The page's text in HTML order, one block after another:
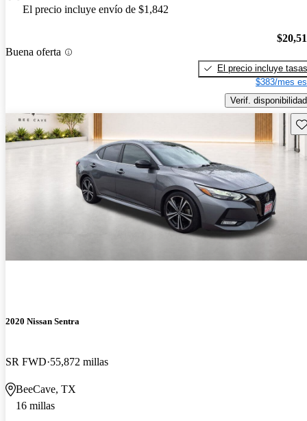
El precio incluye envío de $1,842
Buena oferta
El precio incluye tasas
$383/mes
Verif. disponibilidad
2020 Nissan Sentra
SR FWD 55,872 millas
BeeCave, TX
16 millas